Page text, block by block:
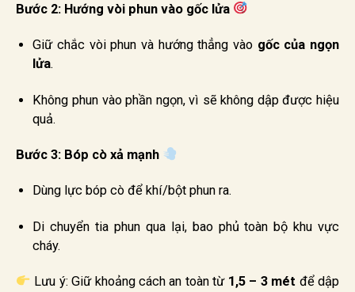
Bước 2: Hướng vòi phun vào gốc lửa
Giữ chắc vòi phun và hướng thẳng vào gốc của ngọn
lửa.
Không phun vào phần ngọn, vì sẽ không dập được hiệu
quả.
Bước 3: Bóp cò xả mạnh
Dùng lực bóp cò để khí/bột phun ra.
Di chuyển tia phun qua lại, bao phủ toàn bộ khu vực
cháy.
Lưu ý: Giữ khoảng cách an toàn từ 1,5 – 3 mét để dập